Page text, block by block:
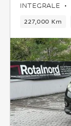
INTEGRALE
227,000 Km